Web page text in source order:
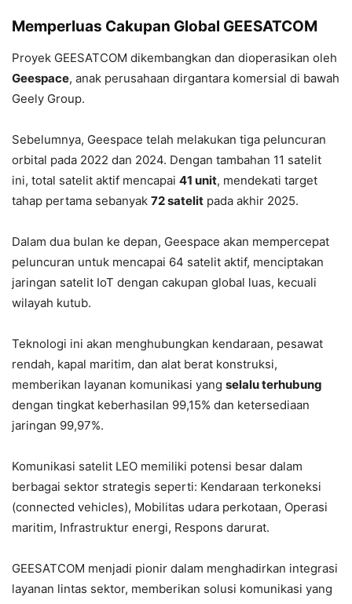
Memperluas Cakupan Global GEESATCOM
Proyek GEESATCOM dikembangkan dan dioperasikan oleh
Geespace, anak perusahaan dirgantara komersial di bawah
Geely Group.
Sebelumnya, Geespace telah melakukan tiga peluncuran
orbital pada 2022 dan 2024. Dengan tambahan 11 satelit
ini, total satelit aktif mencapai 41 unit, mendekati target
tahap pertama sebanyak 72 satelit pada akhir 2025.
Dalam dua bulan ke depan, Geespace akan mempercepat
peluncuran untuk mencapai 64 satelit aktif, menciptakan
jaringan satelit IoT dengan cakupan global luas, kecuali
wilayah kutub.
Teknologi ini akan menghubungkan kendaraan, pesawat
rendah, kapal maritim, dan alat berat konstruksi,
memberikan layanan komunikasi yang selalu terhubung
dengan tingkat keberhasilan 99,15% dan ketersediaan
jaringan 99,97%.
Komunikasi satelit LEO memiliki potensi besar dalam
berbagai sektor strategis seperti: Kendaraan terkoneksi
(connected vehicles), Mobilitas udara perkotaan, Operasi
maritim, Infrastruktur energi, Respons darurat.
GEESATCOM menjadi pionir dalam menghadirkan integrasi
layanan lintas sektor, memberikan solusi komunikasi yang